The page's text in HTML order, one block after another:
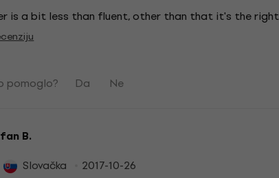
is a bit less than fluent, other than that it's the
pomoglo? Da Ne
B.
Slovačka 2017-10-26